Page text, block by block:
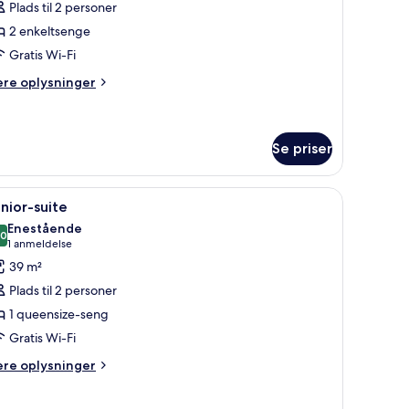
Plads til 2 personer
2 enkeltsenge
Gratis Wi-Fi
oplysninger
Se priser
med en fjernbetjening og en vægmonteret lampe.
Et moderne hotelværelse med et stort
5 suite
ud af 10
Enestående
1 anmeldelse
(1
anmeldelse)
39 m²
Plads til 2 personer
1 queensize-seng
Gratis Wi-Fi
oplysninger